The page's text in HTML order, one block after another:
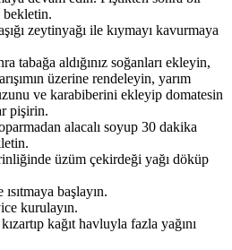
bekletin.
zeytinyağı ile kıymayı kavurmaya
tabağa aldığınız soğanları ekleyin,
üzerine rendeleyin, yarım
ve karabiberini ekleyip domatesin
pişirin.
alacalı soyup 30 dakika
üzüm çekirdeği yağı döküp
ısıtmaya başlayın.
kurulayın.
kağıt havluyla fazla yağını